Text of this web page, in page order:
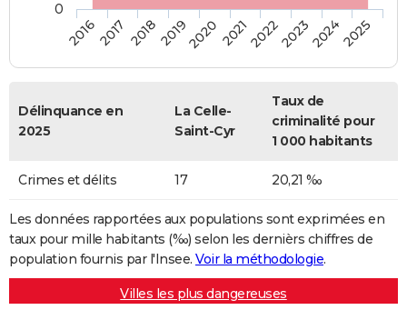
20162017 20182019202020212022202320242025
0
Délinquance en
2025
La Celle-
Saint-Cyr
Taux de
criminalité pour
1 000 habitants
Crimes et délits 17 20,21 ‰
Les données rapportées aux populations sont exprimées en
taux pour mille habitants (‰) selon les dernièrs chiffres de
population fournis par l'Insee. Voir la méthodologie.
Villes les plus dangereuses